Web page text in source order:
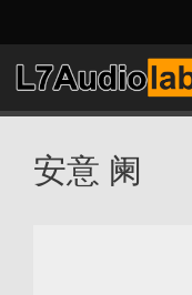
至
内
容
安意 阑